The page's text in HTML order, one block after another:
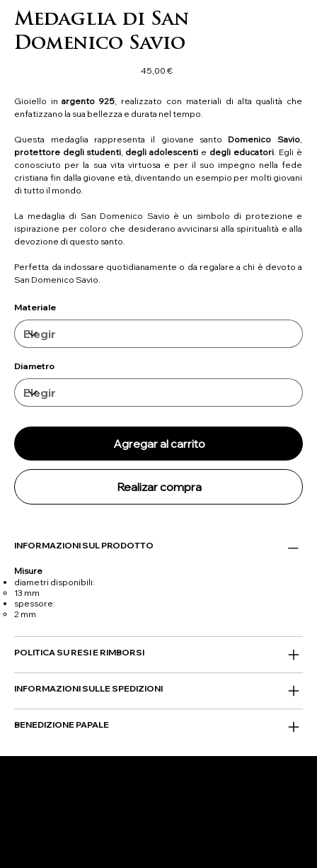
Medaglia di San
Domenico Savio
Precio
45,00 €
Gioiello inargento 925, realizzato con materiali di alta qualità che
enfatizzano la sua bellezza e durata nel tempo.
Questa medaglia rappresenta il giovane santo Domenico Savio,
protettore degli studenti, degli adolescenti e degli educatori. Egli è
conosciuto per la sua vita virtuosa e per il suo impegno nella fede
cristiana fin dalla giovane età, diventando un esempio per molti giovani
di tutto il mondo.
La medaglia di San Domenico Savio è un simbolo di protezione e
ispirazione per coloro che desiderano avvicinarsi alla spiritualità e alla
devozione di questo santo.
Perfetta da indossare quotidianamente o da regalare a chi è devoto a
San Domenico Savio.
Materiale
Diametro
Agregar al carrito
Realizar compra
INFORMAZIONI SUL PRODOTTO
Misure
diametri disponibili:
13 mm
spessore:
2 mm
POLITICA SU RESI E RIMBORSI
INFORMAZIONI SULLE SPEDIZIONI
BENEDIZIONE PAPALE